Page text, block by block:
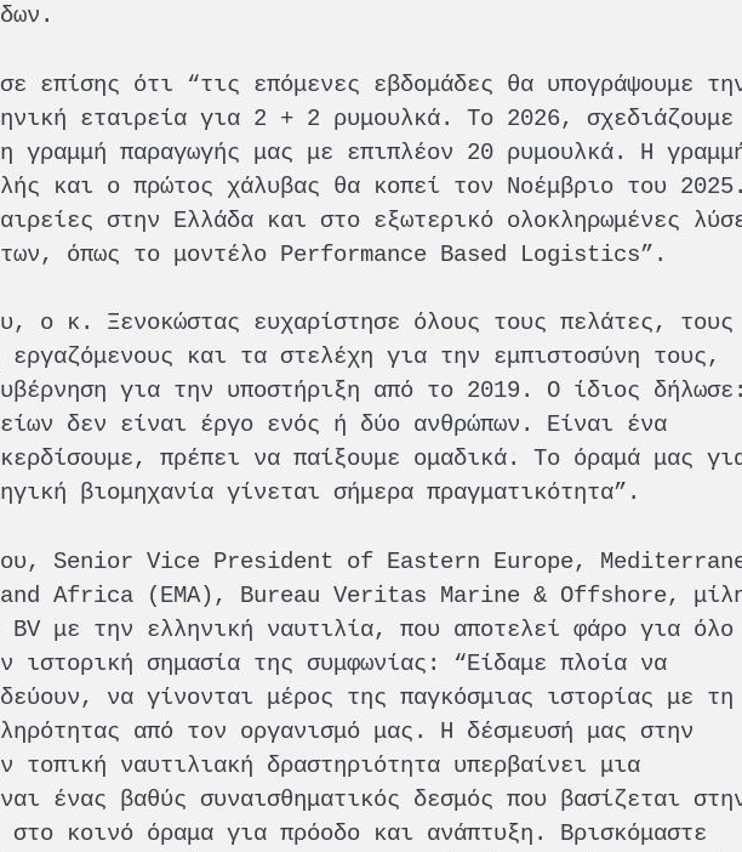
επίσης ότι “τις επόμενες εβδομάδες θα υπογράψουμε
εταιρεία για 2 + 2 ρυμουλκά. Το 2026, σχεδιάζουμε
γραμμή παραγωγής μας με επιπλέον 20 ρυμουλκά. Η
και ο πρώτος χάλυβας θα κοπεί τον Νοέμβριο του 2025.
στην Ελλάδα και στο εξωτερικό ολοκληρωμένες
όπως το μοντέλο Performance Based Logistics”.
ο κ. Ξενοκώστας ευχαρίστησε όλους τους πελάτες, τους
και τα στελέχη για την εμπιστοσύνη τους,
για την υποστήριξη από το 2019. Ο ίδιος δήλωσε:
δεν είναι έργο ενός ή δύο ανθρώπων. Είναι ένα
πρέπει να παίξουμε ομαδικά. Το όραμά μας
βιομηχανία γίνεται σήμερα πραγματικότητα”.
Senior Vice President of Eastern Europe,
Africa (EMA), Bureau Veritas Marine & Offshore,
με την ελληνική ναυτιλία, που αποτελεί φάρο για όλο
ιστορική σημασία της συμφωνίας: “Είδαμε πλοία να
να γίνονται μέρος της παγκόσμιας ιστορίας με τη
από τον οργανισμό μας. Η δέσμευσή μας στην
τοπική ναυτιλιακή δραστηριότητα υπερβαίνει μια
ένας βαθύς συναισθηματικός δεσμός που βασίζεται
στο κοινό όραμα για πρόοδο και ανάπτυξη. Βρισκόμαστε